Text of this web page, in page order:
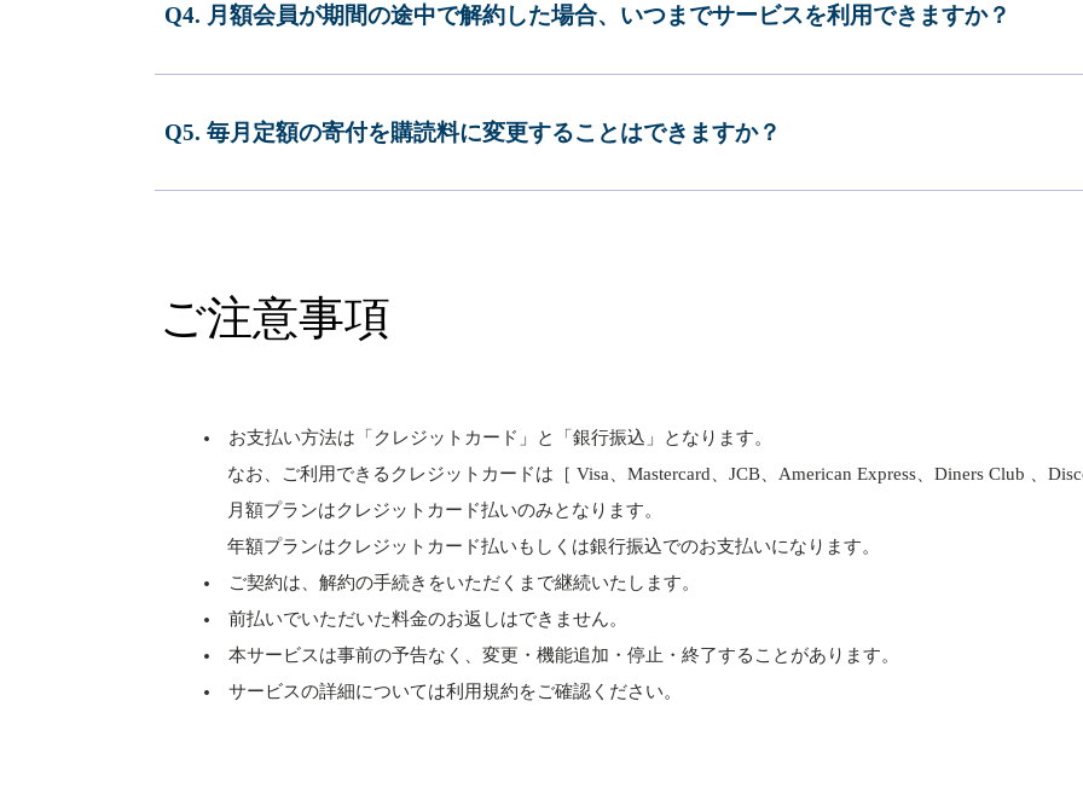
Q4. 月額会員が期間の途中で解約した場合、いつまでサービスを利用できますか？
Q5. 毎月定額の寄付を購読料に変更することはできますか？
ご注意事項
お支払い方法は「クレジットカード」と「銀行振込」となります。
なお、ご利用できるクレジットカードは［ Visa、Mastercard、JCB、American Express、Diners Club 、
月額プランはクレジットカード払いのみとなります。
年額プランはクレジットカード払いもしくは銀行振込でのお支払いになります。
ご契約は、解約の手続きをいただくまで継続いたします。
前払いでいただいた料金のお返しはできません。
本サービスは事前の予告なく、変更・機能追加・停止・終了することがあります。
サービスの詳細については利用規約をご確認ください。